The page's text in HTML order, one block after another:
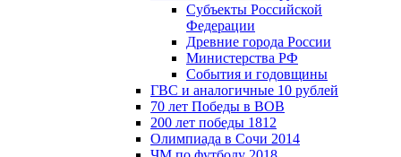
Субъекты Российской
Федерации
Древние города России
Министерства РФ
События и годовщины
ГВС и аналогичные 10 рублей
70 лет Победы в ВОВ
200 лет победы 1812
Олимпиада в Сочи 2014